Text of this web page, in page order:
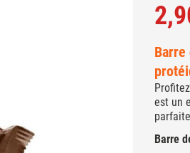
est un
Barre